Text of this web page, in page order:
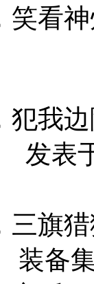
笑看
犯我
发表
三旗
装备